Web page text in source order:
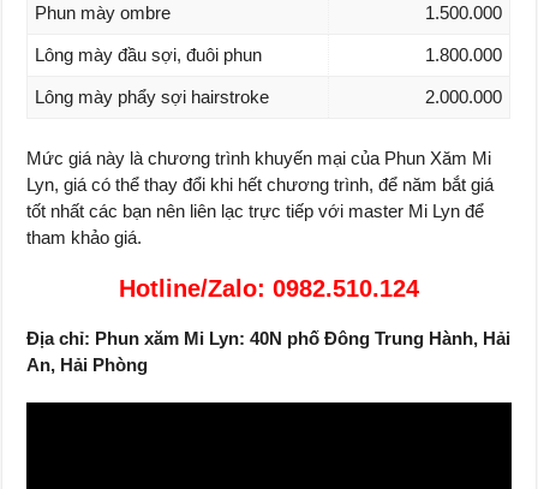
Phun mày ombre 1.500.000
Lông mày đầu sợi, đuôi phun 1.800.000
Lông mày phẩy sợi hairstroke 2.000.000
Mức giá này là chương trình khuyến mại của Phun Xăm Mi
Lyn, giá có thể thay đổi khi hết chương trình, để năm bắt giá
tốt nhất các bạn nên liên lạc trực tiếp với master Mi Lyn để
tham khảo giá.
Hotline/Zalo: 0982.510.124
Địa chỉ: Phun xăm Mi Lyn: 40N phố Đông Trung Hành, Hải
An, Hải Phòng